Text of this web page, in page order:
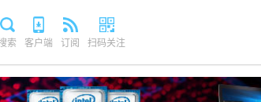
索 客户端 订阅 扫码关注